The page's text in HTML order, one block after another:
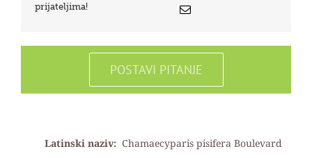
prijateljima!
POSTAVI PITANJE
Latinski naziv: Chamaecyparis pisifera Boulevard